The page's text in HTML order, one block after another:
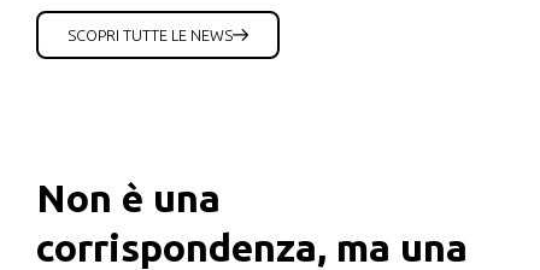
SCOPRI TUTTE LE NEWS
Non è una
corrispondenza, ma una